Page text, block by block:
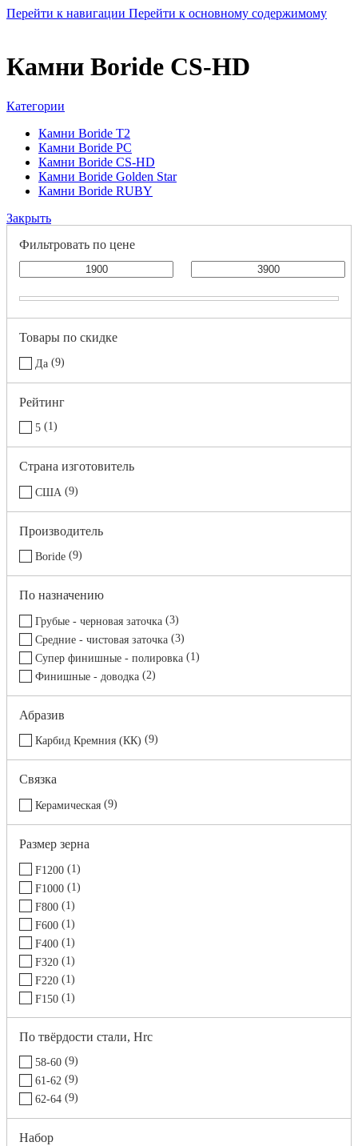
Перейти к навигации Перейти к основному содержимому
Камни Boride CS-HD
Категории
Камни Boride T2
Камни Boride PC
Камни Boride CS-HD
Камни Boride Golden Star
Камни Boride RUBY
Закрыть
Фильтровать по цене
Товары по скидке
Да 9
Рейтинг
5 1
Страна изготовитель
США 9
Производитель
Boride 9
По назначению
Грубые - черновая заточка 3
Средние - чистовая заточка 3
Супер финишные - полировка
1
Финишные - доводка
2
Абразив
Карбид Кремния (КК) 9
Связка
Керамическая 9
Размер зерна
F1200
1
F1000
1
F800
1
F600
1
F400
1
F320
1
F220
1
F150
1
F120 1
По твёрдости стали, Hrc
58-60 9
61-62 9
62-64 9
Набор